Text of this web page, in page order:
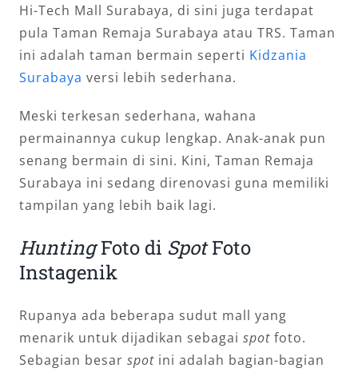
Hi-Tech Mall Surabaya, di sini juga terdapat
pula Taman Remaja Surabaya atau TRS. Taman
ini adalah taman bermain seperti Kidzania
Surabaya versi lebih sederhana.
Meski terkesan sederhana, wahana
permainannya cukup lengkap. Anak-anak pun
senang bermain di sini. Kini, Taman Remaja
Surabaya ini sedang direnovasi guna memiliki
tampilan yang lebih baik lagi.
HuntingFoto di SpotFoto
Instagenik
Rupanya ada beberapa sudut mall yang
menarik untuk dijadikan sebagai spotfoto.
Sebagian besar spotini adalah bagian-bagian